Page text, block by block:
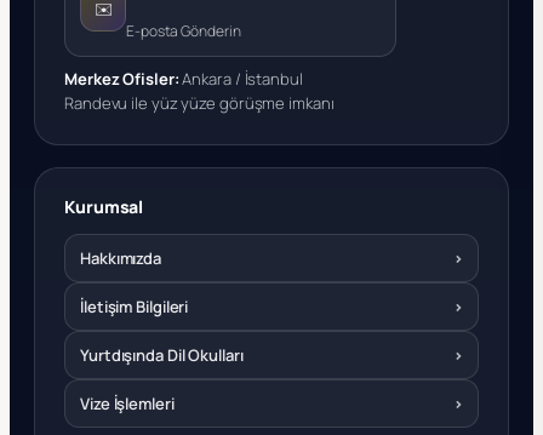
✉️
E-posta Gönderin
Merkez Ofisler:Ankara / İstanbul
Randevu ile yüz yüze görüşme imkanı
Kurumsal
Hakkımızda ›
İletişim Bilgileri ›
Yurtdışında Dil Okulları ›
Vize İşlemleri ›